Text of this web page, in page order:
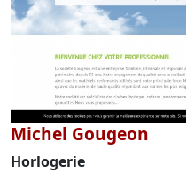
Michel Gougeon
Horlogerie